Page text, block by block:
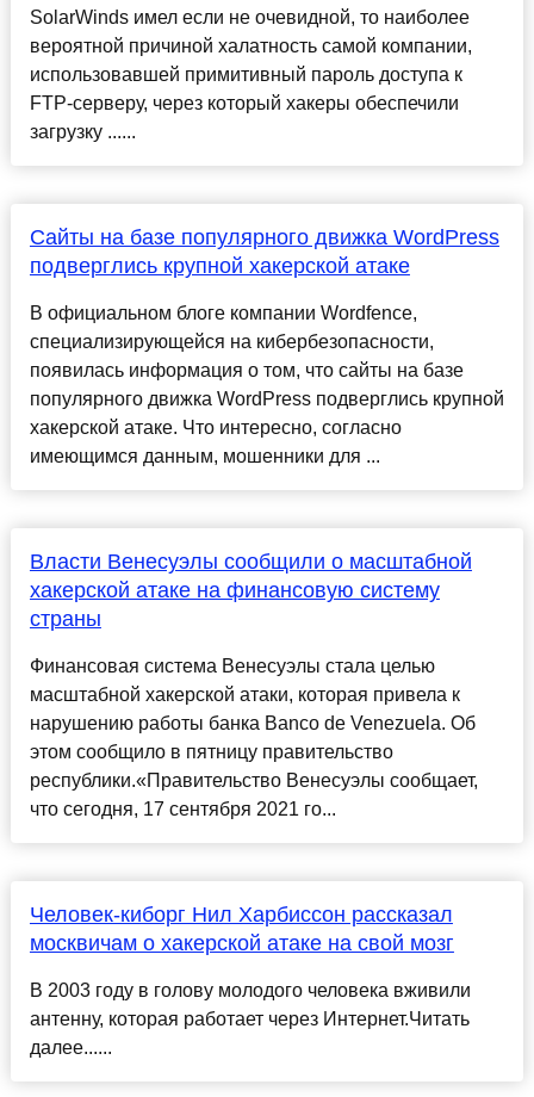
SolarWinds имел если не очевидной, то наиболее
вероятной причиной халатность самой компании,
использовавшей примитивный пароль доступа к
FTP-серверу, через который хакеры обеспечили
загрузку ......
Сайты на базе популярного движка WordPress
подверглись крупной хакерской атаке
В официальном блоге компании Wordfence,
специализирующейся на кибербезопасности,
появилась информация о том, что сайты на базе
популярного движка WordPress подверглись крупной
хакерской атаке. Что интересно, согласно
имеющимся данным, мошенники для ...
Власти Венесуэлы сообщили о масштабной
хакерской атаке на финансовую систему
страны
Финансовая система Венесуэлы стала целью
масштабной хакерской атаки, которая привела к
нарушению работы банка Banco de Venezuela. Об
этом сообщило в пятницу правительство
республики.«Правительство Венесуэлы сообщает,
что сегодня, 17 сентября 2021 го...
Человек-киборг Нил Харбиссон рассказал
москвичам о хакерской атаке на свой мозг
В 2003 году в голову молодого человека вживили
антенну, которая работает через Интернет.Читать
далее......